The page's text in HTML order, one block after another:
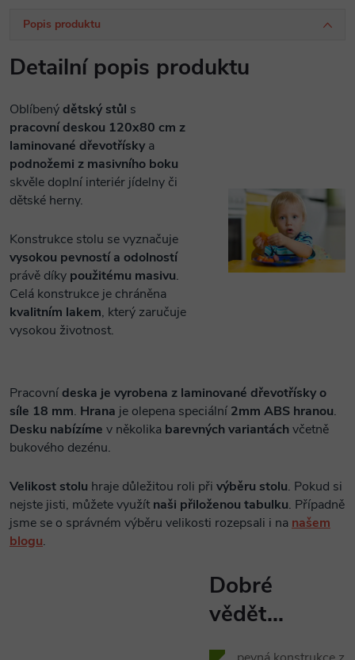
Popis produktu
Detailní popis produktu
Oblíbenýdětský stůl s
pracovnídeskou 120x80 cm z
laminované dřevotřísky a
podnožemi z masivního boku
skvěle doplní interiér jídelny či
dětské herny.
Konstrukce stolu se vyznačuje
vysokou pevností a odolností
právě díky použitému masivu.
Celá konstrukce je chráněna
kvalitním lakem, který zaručuje
vysokou životnost.
Pracovnídeska je vyrobena z laminované dřevotřísky o
síle 18 mm. Hrana je olepena speciální 2mm ABS hranou.
Desku nabízíme v několika barevných variantáchvčetně
bukového dezénu.
Velikost stolu hraje důležitou roli při výběru stolu. Pokud si
nejste jisti, můžete využít naši přiloženou tabulku. Případně
jsme se o správném výběru velikosti rozepsali i na našem
blogu.
Dobré
vědět...